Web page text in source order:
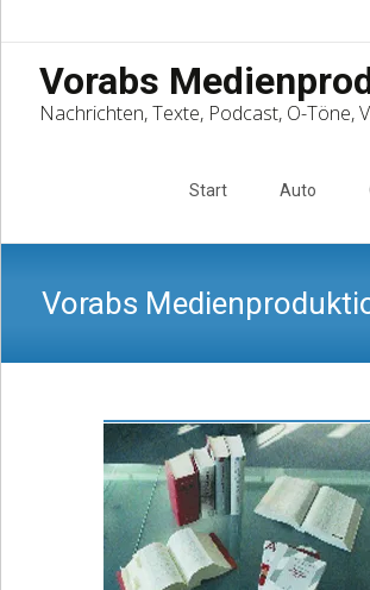
Vorabs
Nachrichten, Texte, Podcast, O-Töne,
Start Auto
Vorabs